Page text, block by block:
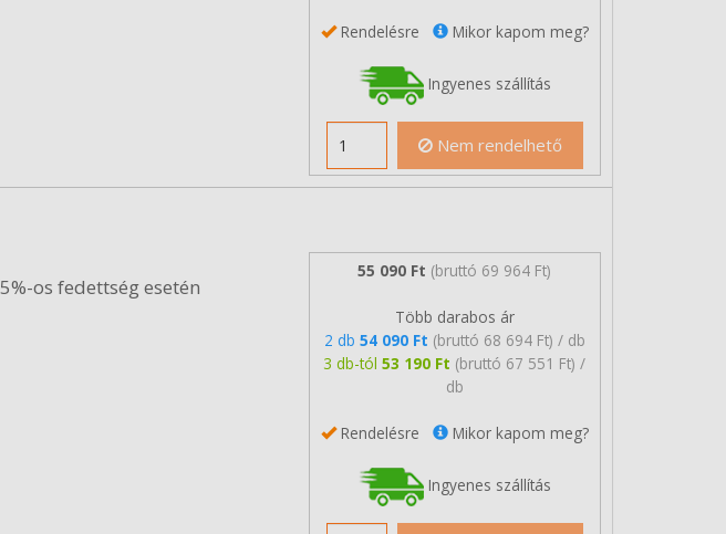
Rendelésre Mikor kapom meg?
Ingyenes szállítás
Nem rendelhető
os fedettség esetén
55 090 Ft (bruttó 69 964 Ft)
Több darabos ár
2 db 54 090 Ft (bruttó 68 694 Ft) / db
3 db-tól53 190 Ft (bruttó 67 551 Ft) /
db
Rendelésre Mikor kapom meg?
Ingyenes szállítás